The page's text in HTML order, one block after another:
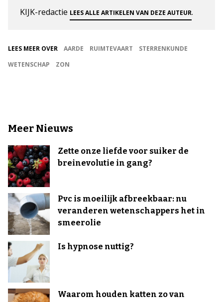
KIJK-redactie LEES ALLE ARTIKELEN VAN DEZE AUTEUR.
LEES MEER OVER AARDE RUIMTEVAART
STERRENKUNDE
WETENSCHAP
ZON
Meer Nieuws
Zette onze liefde voor suiker de
breinevolutie in gang?
Pvc is moeilijk afbreekbaar: nu
veranderen wetenschappers het in
smeerolie
Is hypnose nuttig?
Waarom houden katten zo van